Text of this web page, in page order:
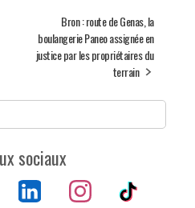
Bron : route de Genas, la
boulangerie Paneo assignée en
justice par les propriétaires du
terrain
sociaux